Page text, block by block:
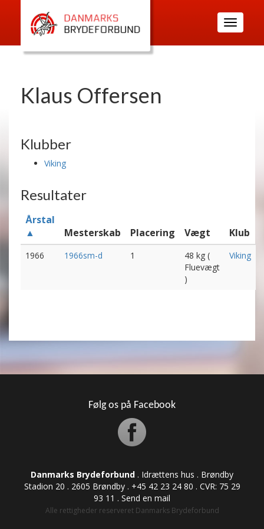
Toggle
navigation
Klaus Offersen
Klubber
Viking
Resultater
Årstal
▲
Mesterskab Placering Vægt Klub
1966 1966sm-d 1
48 kg (
Fluevægt
)
Viking
Følg os på Facebook
Danmarks Brydeforbund . Idrættens hus . Brøndby
Stadion 20 . 2605 Brøndby . +45 42 23 24 80 . CVR: ​​​​​​75 29
93 11 . Send en mail
Alle rettigheder reserveret Danmarks Brydeforbund